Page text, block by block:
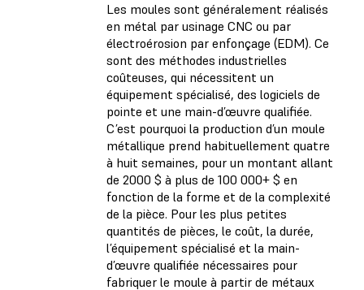
Les moules sont généralement réalisés
en métal par usinage CNC ou par
électroérosion par enfonçage (EDM). Ce
sont des méthodes industrielles
coûteuses, qui nécessitent un
équipement spécialisé, des logiciels de
pointe et une main-d’œuvre qualifiée.
C’est pourquoi la production d’un moule
métallique prend habituellement quatre
à huit semaines, pour un montant allant
de 2000 $ à plus de 100 000+ $ en
fonction de la forme et de la complexité
de la pièce. Pour les plus petites
quantités de pièces, le coût, la durée,
l’équipement spécialisé et la main-
d’œuvre qualifiée nécessaires pour
fabriquer le moule à partir de métaux